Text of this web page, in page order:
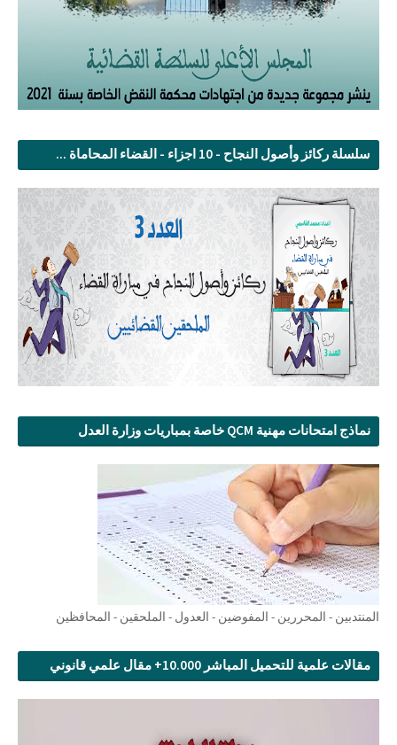
سلسلة ركائز وأصول النجاح - 10 اجزاء - القضاء المحاماة ...
نماذج امتحانات مهنية QCM خاصة بمباريات وزارة العدل
المنتدبين - المحررين - المفوضين - العدول - الملحقين - المحافظين
مقالات علمية للتحميل المباشر 10.000+ مقال علمي قانوني